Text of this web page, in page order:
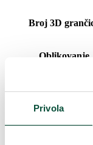
Privola
Broj 3D
Oblikovanje